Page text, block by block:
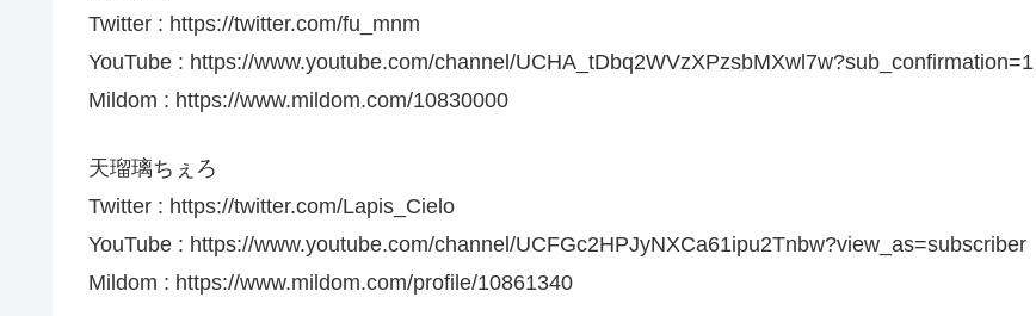
Twitter : https://twitter.com/fu_mnm
YouTube : https://www.youtube.com/channel/UCHA_tDbq2WVzXPzsbMXwl7w?sub_confirmation=1
Mildom : https://www.mildom.com/10830000
天瑠璃ちぇろ
Twitter : https://twitter.com/Lapis_Cielo
YouTube : https://www.youtube.com/channel/UCFGc2HPJyNXCa61ipu2Tnbw?view_as=subscriber
Mildom : https://www.mildom.com/profile/10861340